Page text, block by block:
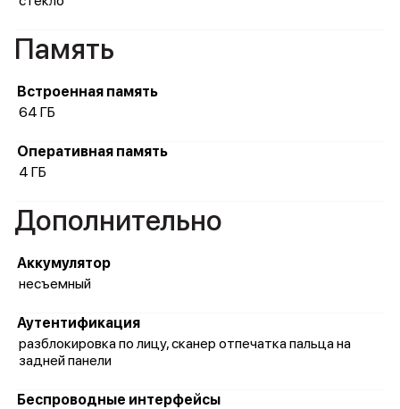
Память
Встроенная память
64 ГБ
Оперативная память
4 ГБ
Дополнительно
Аккумулятор
несъемный
Аутентификация
разблокировка по лицу, сканер отпечатка пальца на
задней панели
Беспроводные интерфейсы